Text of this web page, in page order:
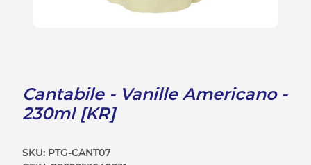
Cantabile - Vanille Americano -
230ml [KR]
SKU: PTG-CANT07